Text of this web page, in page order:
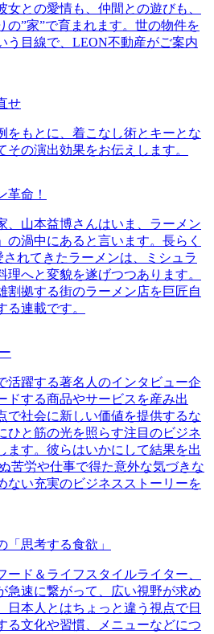
女との愛情も、仲間との遊びも、
の”家”で育まれます。世の物件を
う目線で、LEON不動産がご案内
せ
をもとに、着こなし術とキーとな
その演出効果をお伝えします。
革命！
、山本益博さんはいま、ラーメン
の渦中にあると言います。長らく
れてきたラーメンは、ミシュラ
理へと変貌を遂げつつあります。
割拠する街のラーメン店を巨匠自
る連載です。
活躍する著名人のインタビュー企
ドする商品やサービスを産み出
で社会に新しい価値を提供するな
ひと筋の光を照らす注目のビジネ
ます。彼らはいかにして結果を出
苦労や仕事で得た意外な気づきな
ない充実のビジネスストーリーを
「思考する食欲」
ード＆ライフスタイルライター、
急速に繋がって、広い視野が求め
日本人とはちょっと違う視点で日
る文化や習慣、メニューなどにつ